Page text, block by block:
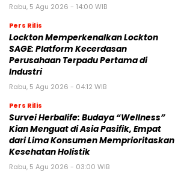
Rabu, 5 Agu 2026 - 14:00 WIB
Pers Rilis
Lockton Memperkenalkan Lockton
SAGE: Platform Kecerdasan
Perusahaan Terpadu Pertama di
Industri
Rabu, 5 Agu 2026 - 04:12 WIB
Pers Rilis
Survei Herbalife: Budaya “Wellness”
Kian Menguat di Asia Pasifik, Empat
dari Lima Konsumen Memprioritaskan
Kesehatan Holistik
Rabu, 5 Agu 2026 - 03:00 WIB